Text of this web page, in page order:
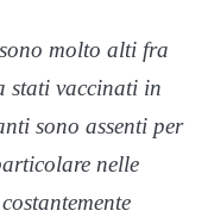
molto alti fra
stati vaccinati in
sono assenti per
nelle